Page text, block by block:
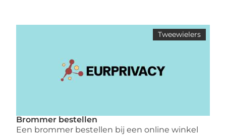
Tweewielers
Brommer bestellen
Een brommer bestellen bij een online winkel